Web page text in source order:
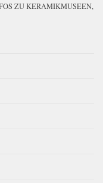
ZU KERAMIKMUSEEN,